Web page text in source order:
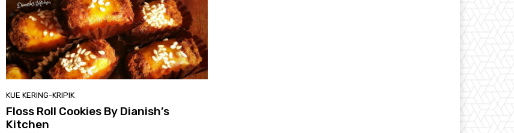
KUE KERING-KRIPIK
Floss Roll Cookies By Dianish’s
Kitchen